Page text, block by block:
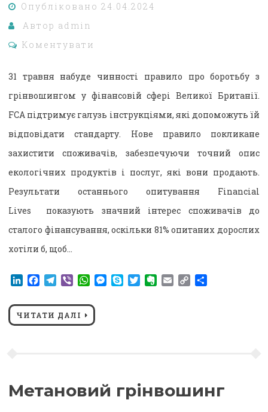
Опубліковано 24.04.2024
Автор admin
Коментувати
31 травня набуде чинності правило про боротьбу з
грінвошингом у фінансовій сфері Великої Британії.
FCA підтримує галузь інструкціями, які допоможуть їй
відповідати стандарту. Нове правило покликане
захистити споживачів, забезпечуючи точний опис
екологічних продуктів і послуг, які вони продають.
Результати останнього опитування Financial
Lives показують значний інтерес споживачів до
сталого фінансування, оскільки 81% опитаних дорослих
хотіли б, щоб…
LinkedIn
Facebook
Telegram
ViberWhatsApp
Messenger
SkypeTwitterEvernote
EmailCopy
ЧИТАТИ ДАЛІ
Метановий грінвошинг